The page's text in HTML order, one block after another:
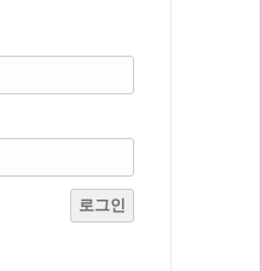
로그인